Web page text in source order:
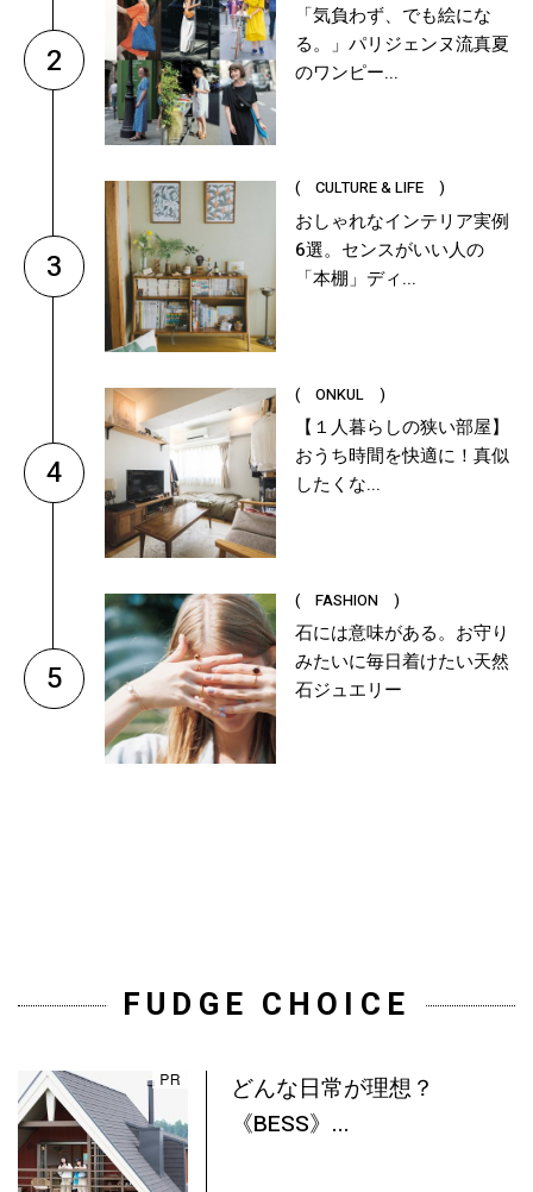
2
「気負わず、でも絵にな
る。」パリジェンヌ流真夏
のワンピー...
3
( CULTURE & LIFE )
おしゃれなインテリア実例
6選。センスがいい人の
「本棚」ディ...
4
( ONKUL )
【１人暮らしの狭い部屋】
おうち時間を快適に！真似
したくな...
5
( FASHION )
石には意味がある。お守り
みたいに毎日着けたい天然
石ジュエリー
FUDGE CHOICE
どんな日常が理想？
《BESS》...